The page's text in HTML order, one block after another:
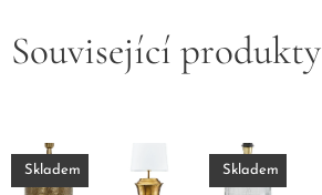
Související produkty
Skladem Skladem